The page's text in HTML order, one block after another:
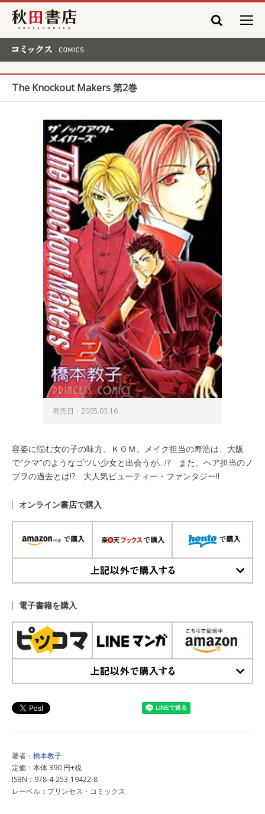
秋田書店
The Knockout Makers 第2巻
発売日：2005.03.16
容姿に悩む女の子の味方、ＫＯＭ。メイク担当の寿浩は、大阪
で“クマ”のようなゴツい少女と出会うが…!? また、ヘア担当のノ
ブヲの過去とは!? 大人気ビューティー・ファンタジー!!
オンライン書店で購入
電子書籍を購入
著者： 橋本教子
定価：本体 390 円+税
ISBN：978-4-253-19422-8
レーベル：プリンセス・コミックス